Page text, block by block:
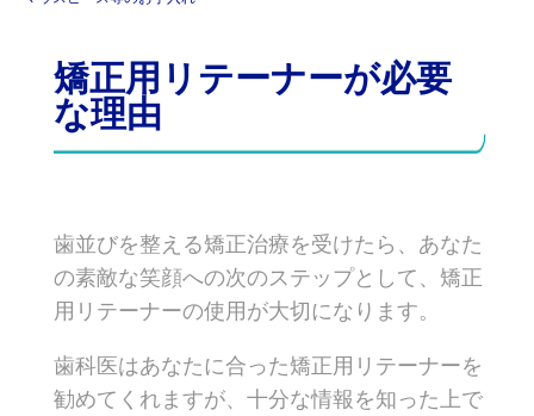
矯正用リテーナーが必要
な理由
歯並びを整える矯正治療を受けたら、あなた
の素敵な笑顔への次のステップとして、矯正
用リテーナーの使用が大切になります。
歯科医はあなたに合った矯正用リテーナーを
勧めてくれますが、十分な情報を知った上で